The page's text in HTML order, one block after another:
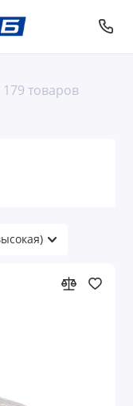
179 товаров